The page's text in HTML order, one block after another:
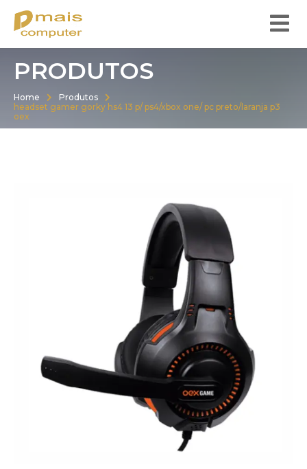
PRODUTOS
Home
Produtos
headset gamer gorky hs4 13 p/ ps4/xbox one/ pc preto/laranja p3
oex